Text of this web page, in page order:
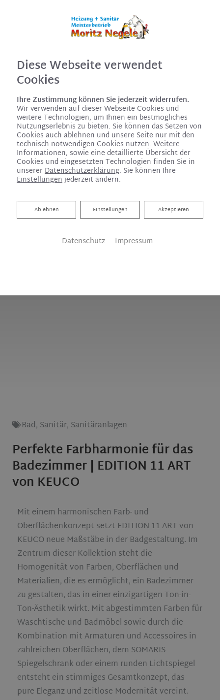
Bad, Sanitär, Sanitäranlagen
Perfekte Farbharmonie für das
Badezimmer | EDITION 11 ART
von KEUCO
Mit einem harmonischen Farb- und
Oberflächenkonzept setzt EDITION 11 ART von
KEUCO neue Maßstäbe in der Badgestaltung. Im
Zentrum dieser Kollektion steht die
Homogenität von Farben, Oberflächen und
Materialien, die es ermöglicht, ein Badezimmer
zu gestalten, das in einer einzigartigen Ton-in-
Ton-Ästhetik wirkt. Mit abgestimmten Farben für
Waschtische und Badmöbel sowie durch die
Kombination mit Armaturen und Accessoires in
zahlreichen Oberflächen, dem SOMARIS
Spiegelschrank oder einem runden Lichtspiegel
entsteht ein stimmiges Gesamtkonzept, das
pure Eleganz und zeitlose Modernität vereint.
Diese Webseite verwendet
Cookies
Ihre Zustimmung können Sie jederzeit widerrufen.
Wir verwenden auf dieser Webseite Cookies und
weitere Technologien, um Ihnen ein bestmögliches
Nutzungserlebnis zu bieten. Sie können das Setzen von
Cookies auch ablehnen und unsere Seite nur mit den
technisch notwendigen Cookies nutzen. Weitere
Informationen, sowie eine detaillierte Übersicht der
Cookies und eingesetzten Technologien finden Sie in
unsererDatenschutzerklärung. Sie können Ihre
Einstellungenjederzeit ändern.
Akzeptieren
Einstellungen
Ablehnen
Ablehnen
Datenschutz Impressum